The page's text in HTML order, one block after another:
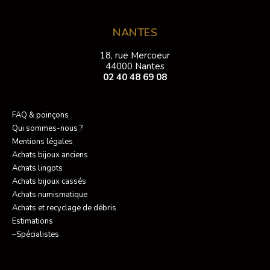
NANTES
18, rue Mercoeur
44000 Nantes
02 40 48 69 08
FAQ & poinçons
Qui sommes-nous ?
Mentions légales
Achats bijoux anciens
Achats lingots
Achats bijoux cassés
Achats numismatique
Achats et recyclage de débris
Estimations
–Spécialistes